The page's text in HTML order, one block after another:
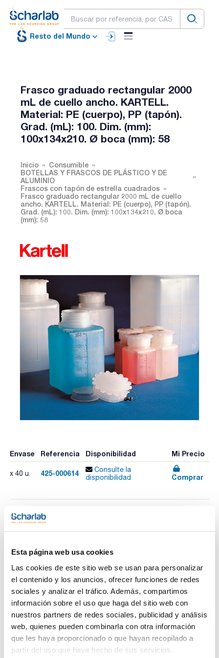
Esta página web usa cookies
Las cookies de este sitio web se usan para personalizar
el contenido y los anuncios, ofrecer funciones de redes
sociales y analizar el tráfico. Además, compartimos
información sobre el uso que haga del sitio web con
nuestros partners de redes sociales, publicidad y análisis
web, quienes pueden combinarla con otra información
que les haya proporcionado o que hayan recopilado a
partir del uso que haya hecho de sus servicios.
Resto del Mundo
Frasco graduado rectangular 2000
mL de cuello ancho. KARTELL.
Material: PE (cuerpo), PP (tapón).
Grad. (mL): 100. Dim. (mm):
100x134x210. Ø boca (mm): 58
Inicio
Consumible
BOTELLAS Y FRASCOS DE PLÁSTICO Y DE
ALUMINIO
Frascos con tapón de estrella cuadrados
Frasco graduado rectangular 2000 mL de cuello
ancho. KARTELL. Material: PE (cuerpo), PP (tapón).
Grad. (mL): 100. Dim. (mm): 100x134x210. Ø boca
(mm): 58
Envase Referencia Disponibilidad Mi Precio
x 40 u. 425-000614
Consulte la
disponibilidad
Comprar
Imprimir ficha de
producto
Dimensiones (mm) : 100x134x210
Graduación (ml) : 100
Pack (u.) : 40
Frascos cuadrados con tapón estrella de PP y obturador en
PE. El frasco cuadrado permite ahorrar espacio. Ideales para
almacenar muestras a largo plazo. La graduación en el
cuerpo del frasco permite rellenarlos sin tener que utilizar
pipetas u otros utensilios. Aptos para el contacto con los
alimentos (CE 10/2011).
Documentación técnica
TDS / Ficha técnica
COA